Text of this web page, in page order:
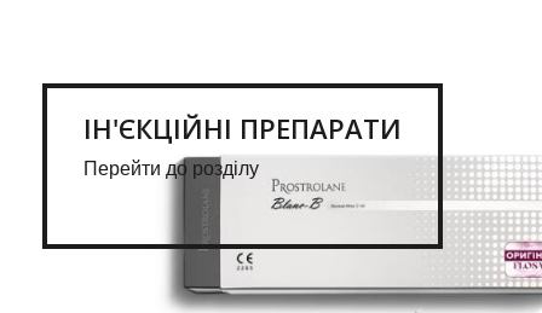
ІН'ЄКЦІЙНІ ПРЕПАРАТИ
Перейти до розділу